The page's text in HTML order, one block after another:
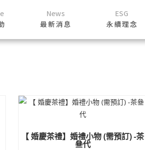
News
最新消息
ESG
永續理念
【 婚慶茶禮】婚禮小物 (需預訂) -茶
叄代